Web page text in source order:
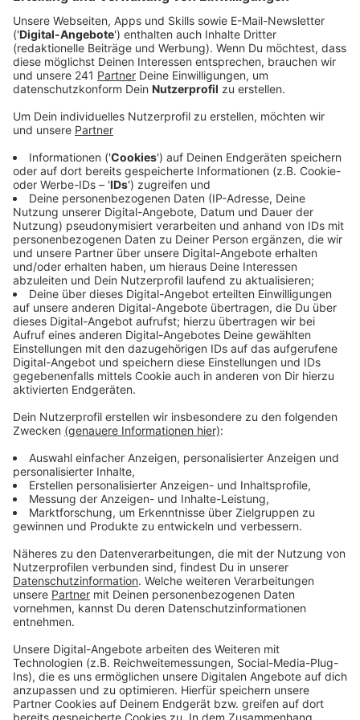
Anzeige
Die Polizei hat am Montag, dem 07. Oktober 2024, in
Opladen einen 33-jährigen Mann festgenommen, der
für zwei Einbruchversuche verantwortlich sein soll. Der
Mann befindet sich derzeit in Untersuchungshaft.
Anzeige
Einbruch in Büro und Pizzeria
Anzeige
Der erste Einbruch ereignete sich in den frühen
Morgenstunden des 07. Oktober 2024. Der
Verdächtige brach in ein Büro auf der Düsseldorfer
Straße ein, wurde jedoch vom Wachdienst entdeckt
und floh auf einem Fahrrad. Nur kurze Zeit später
einzubrechen. Hierbei schlug er die Scheibe des Lokals
ein und versuchte, ein Feuer zu legen, bevor er von der
Polizei festgenommen wurde.
Anzeige
Weitere Meldungen aus Leverkusen
Anzeige
Stadt will Gewalt gegen Beschäftigte in Zukunft
genau erfassen
Jetzt für Ugly Christmas Sweater Run anmelden
Warnung vor Telefonbetrügern in Leverkusen